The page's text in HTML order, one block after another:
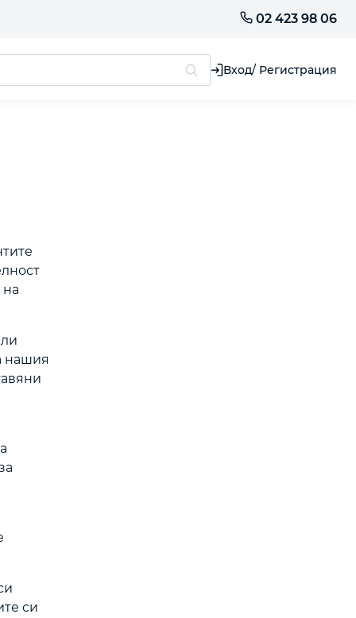
02 423 98 06
Вход/ Регистрация
на
нашия
си